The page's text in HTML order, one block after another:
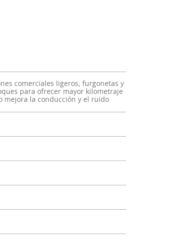
comerciales ligeros, furgonetas y
para ofrecer mayor kilometraje
mejora la conducción y el ruido